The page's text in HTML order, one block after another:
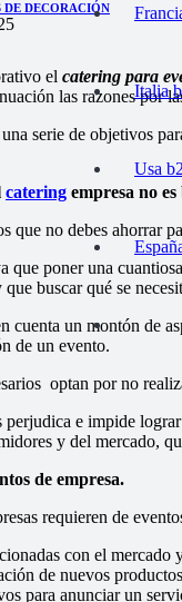
Italia
Usa
DE DECORACIÓN
el catering para
las razones por
serie de objetivos
catering empresa no
que no debes ahorrar
que poner una
buscar qué se
cuenta un montón de
de un evento.
optan por no
perjudica e impide
y del mercado,
de empresa.
requieren de
con el mercado
de nuevos
para anunciar un